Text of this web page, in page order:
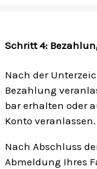
Schritt 4:
Nach der
Bezahlung
bar erhalten oder
Konto
Nach Abschluss
Abmeldung Ihres